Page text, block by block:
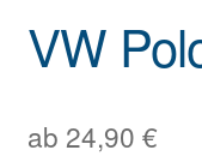
VW
ab 24,90 €